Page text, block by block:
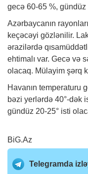
gecə 60-65 %,
Azərbaycanın
keçəcəyi gözlənilir.
ərazilərdə
ehtimalı var. Gecə və
olacaq. Mülayim şərq
Havanın temperaturu
bəzi yerlərdə 40°-dək
gündüz 20-25° isti
BiG.Az
Telegramda